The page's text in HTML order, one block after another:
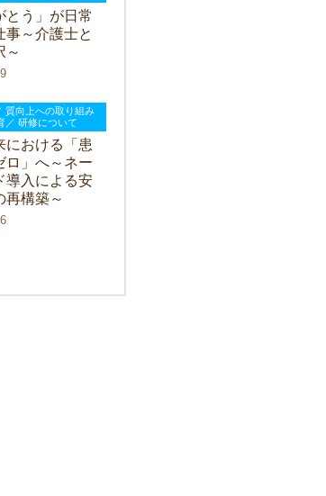
とう」が日常
事～介護士と
～
質向上への取り組み
／ 研修について
における「患
ロ」へ～ネー
導入による安
再構築～